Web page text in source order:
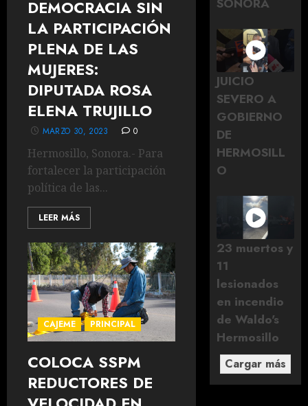
DEMOCRACIA SIN
LA PARTICIPACIÓN
PLENA DE LAS
MUJERES:
DIPUTADA ROSA
ELENA TRUJILLO
MARZO 30, 2023 0
Hermosillo, Sonora.- Para
fortalecer la participación
política de las...
LEER MÁS
CAJEME PRINCIPAL
COLOCA SSPM
REDUCTORES DE
JUICIO
SEVERO A
GOBIERNO
DE
HERMOSILL
O
23 muertos y
11
lesionados
en incendio
de Waldo's
Hermosillo
Cargar más